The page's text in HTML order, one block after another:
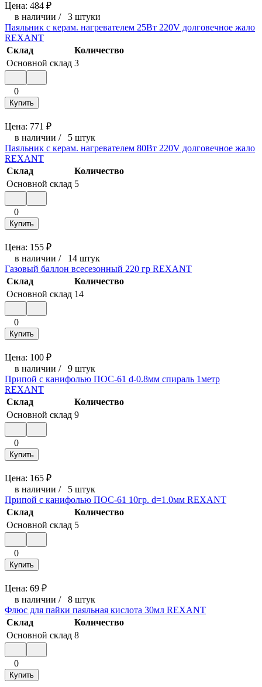
Цена: 484 ₽
в наличии / 3 штуки
Паяльник с керам. нагревателем 25Вт 220V долговечное жало
REXANT
Склад
Количество
Основной склад 3
0
Купить
Цена: 771 ₽
в наличии / 5 штук
Паяльник с керам. нагревателем 80Вт 220V долговечное жало
REXANT
Склад
Количество
Основной склад 5
0
Купить
Цена: 155 ₽
в наличии / 14 штук
Газовый баллон всесезонный 220 гр REXANT
Склад
Количество
Основной склад 14
0
Купить
Цена: 100 ₽
в наличии / 9 штук
Припой с канифолью ПОС-61 d-0.8мм спираль 1метр
REXANT
Склад
Количество
Основной склад 9
0
Купить
Цена: 165 ₽
в наличии / 5 штук
Припой с канифолью ПОС-61 10гр. d=1.0мм REXANT
Склад
Количество
Основной склад 5
0
Купить
Цена: 69 ₽
в наличии / 8 штук
Флюс для пайки паяльная кислота 30мл REXANT
Склад
Количество
Основной склад 8
0
Купить